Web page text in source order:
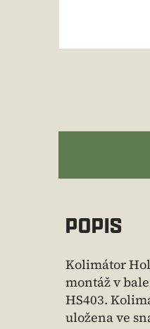
POPIS
Kolimátor
montáž v
HS403.
uložena ve